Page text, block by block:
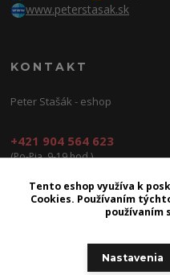
www.peterstasak.sk
KONTAKT
Peter Stašák - eshop
+421 904 564 623
(Po-Pia, 9-19 hod.)
Tento eshop využíva k
Cookies. Používaním
používaním
Nastavenia